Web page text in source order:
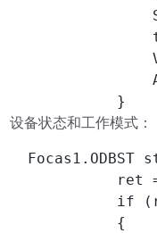
            }
设备状态和工作模式：
Focas1.ODBST
ret
if
            {